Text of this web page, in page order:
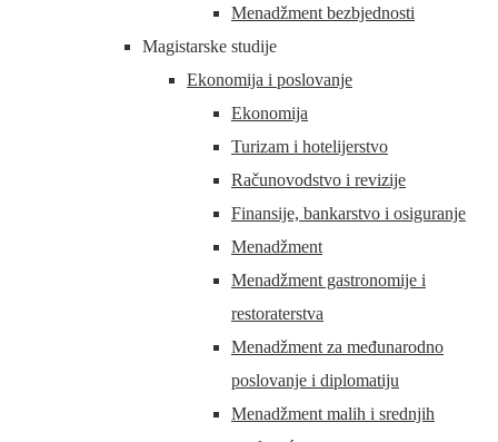
Menadžment bezbjednosti
Magistarske studije
Ekonomija i poslovanje
Ekonomija
Turizam i hotelijerstvo
Računovodstvo i revizije
Finansije, bankarstvo i osiguranje
Menadžment
Menadžment gastronomije i
restoraterstva
Menadžment za međunarodno
poslovanje i diplomatiju
Menadžment malih i srednjih